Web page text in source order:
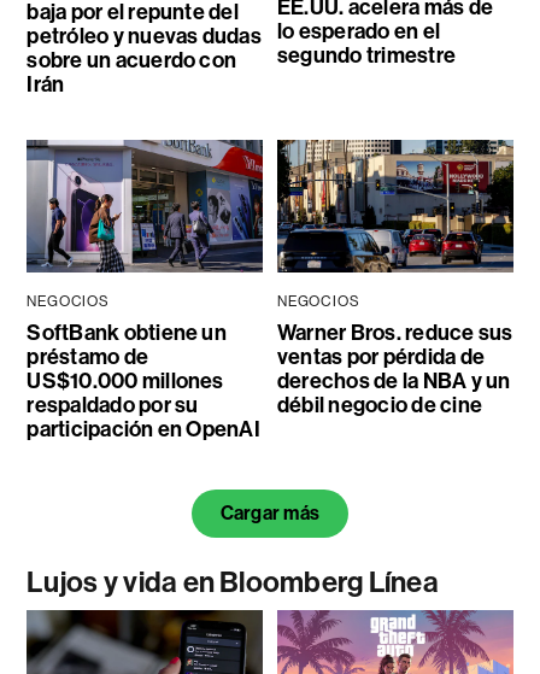
baja por el repunte del
petróleo y nuevas dudas
sobre un acuerdo con
Irán
EE.UU. acelera más de
lo esperado en el
segundo trimestre
NEGOCIOS
SoftBank obtiene un
préstamo de
US$10.000 millones
respaldado por su
participación en OpenAI
NEGOCIOS
Warner Bros. reduce sus
ventas por pérdida de
derechos de la NBA y un
débil negocio de cine
Cargar más
Lujos y vida en Bloomberg Línea